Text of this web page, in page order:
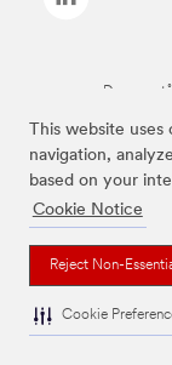
This website
navigation,
based on your
Cookie Notice
Reject Non-
Cookie
De